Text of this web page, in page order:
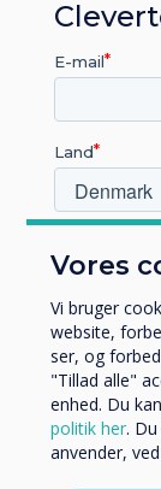
Vores
Vi bruger
website,
ser, og
"Tillad alle"
enhed. Du
politik her.
anvender,
E-mail
Land
Andre
Vi vil gerne